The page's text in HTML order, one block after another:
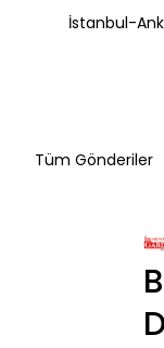
İstanbul-
Tüm Gönderiler
Mola